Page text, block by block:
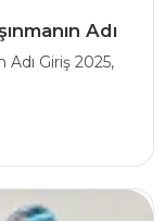
Adı
Adı Giriş 2025,